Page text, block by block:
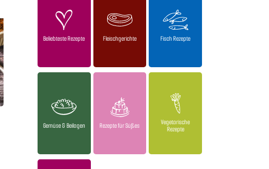
Beliebteste Rezepte Fleischgerichte Fisch Rezepte
Gemüse & Beilagen Rezepte für Süßes
Vegetarische
Rezepte